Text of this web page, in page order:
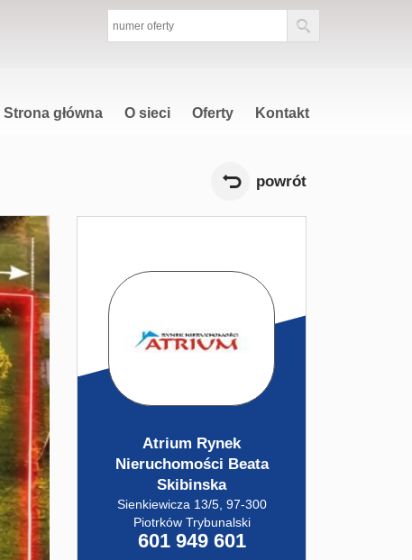
Strona główna O sieci Oferty Kontakt
powrót
Atrium Rynek
Nieruchomości Beata
Skibinska
Sienkiewicza 13/5, 97-300
Piotrków Trybunalski
601 949 601